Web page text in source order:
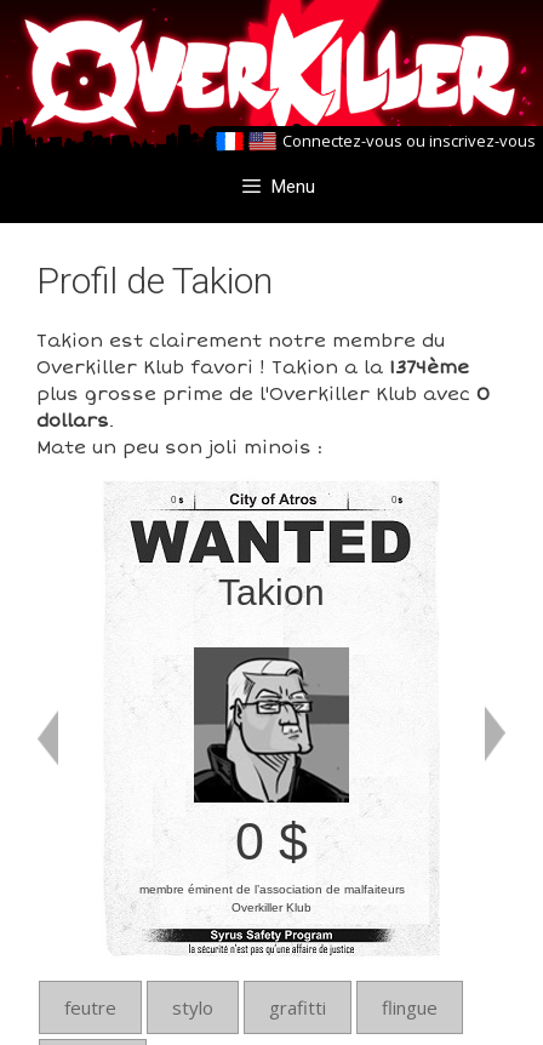
Aller
au
contenu
Aller
au
contenu
Connectez-vous ou inscrivez-vous
Menu
Profil de Takion
Takion est clairement notre membre du
Overkiller Klub favori ! Takion a la 1374ème
plus grosse prime de l'Overkiller Klub avec 0
dollars.
Mate un peu son joli minois :
0
Takion
0
0 $
membre éminent de l’association de malfaiteurs
Overkiller Klub
feutre stylo grafitti flingue